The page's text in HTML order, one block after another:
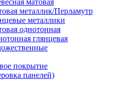
металлик/Перламутр
металлики
однотонная
глянцевая
покрытие
панелей)